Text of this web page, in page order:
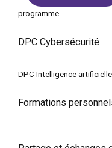
programme
DPC Cybersécurité
DPC Intelligence
Formations